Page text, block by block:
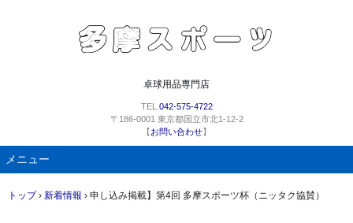
卓球用品専門店
TEL. 042-575-4722
〒186-0001 東京都国立市北1-12-2
【お問い合わせ】
メニュー
ン
トップ › 新着情報 › 申し込み掲載】第4回 多摩スポーツ杯（ニッタク協賛）